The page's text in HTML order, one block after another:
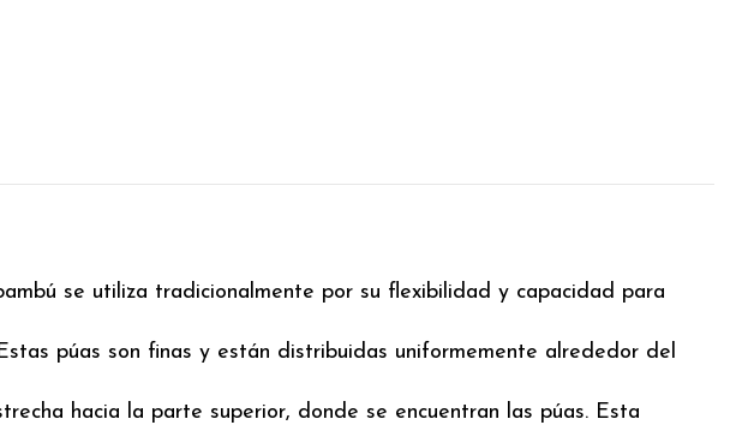
se utiliza tradicionalmente por su flexibilidad y capacidad para
púas son finas y están distribuidas uniformemente alrededor del
hacia la parte superior, donde se encuentran las púas. Esta